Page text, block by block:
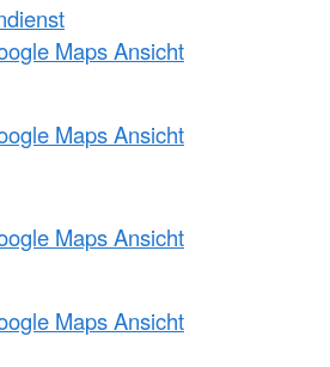
Maps Ansicht
Maps Ansicht
Maps Ansicht
Maps Ansicht